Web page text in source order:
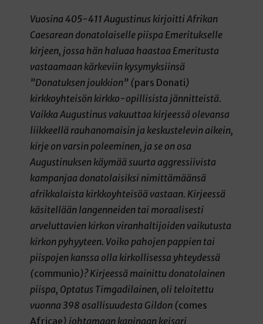
Vuosina 405-411 Augustinus kirjoitti Afrikan
Caesarean donatolaiselle piispa Emeritukselle
kirjeen, jossa hän haluaa haastaa Emeritusta
vastaamaan kärkeviin kysymyksiinsä
”Donatuksen joukkion” (pars Donati)
kirkkoyhteisön kirkko-opillisista jännitteistä.
Vaikka Augustinus vakuuttaa kirjeessä olevansa
liikkeellä rauhanomaisin ja keskustelevin aikein,
kirje on varsin poleeminen, ja se on osa
Augustinuksen käymää suurta aggressiivista
kampanjaa donatolaisiksi nimittämäänsä
afrikkalaista kirkkoyhteisöä vastaan. Kirjeessä
käsitellään langenneiden tai moraalisesti
arveluttavien kirkon viranhaltijoiden vaikutusta
kirkon pyhyyteen. Voiko pahojen pappien tai
piispojen kanssa olla kirkollisessa yhteydessä
(communio)? Kirjeessä mainittu donatolainen
piispa, Optatus Timgadilainen, oli teloitettu
vuonna 398 osallisuudesta Gildon (comes
Africae) johtamaan kapinaan keisari